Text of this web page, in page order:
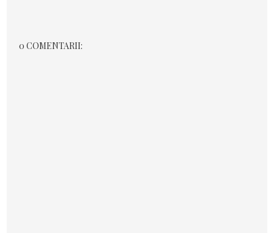
0 COMENTARII: